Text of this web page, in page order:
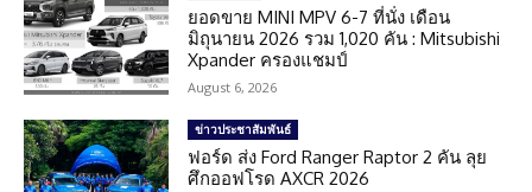
ยอดขาย MINI MPV 6-7 ที่นั่ง เดือน
มิถุนายน 2026 รวม 1,020 คัน : Mitsubishi
Xpander ครองแชมป์
August 6, 2026
ข่าวประชาสัมพันธ์
ฟอร์ด ส่ง Ford Ranger Raptor 2 คัน ลุย
ศึกออฟโรด AXCR 2026